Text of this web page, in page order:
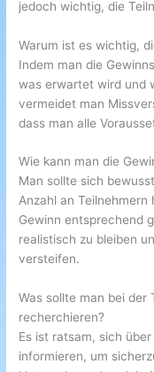
jedoch wichtig, die
Warum ist es wichtig,
Indem man die
was erwartet wird und
vermeidet man
dass man alle
Wie kann man die
Man sollte sich
Anzahl an
Gewinn entsprechend
realistisch zu bleiben
versteifen.
Was sollte man bei der
recherchieren?
Es ist ratsam, sich
informieren, um